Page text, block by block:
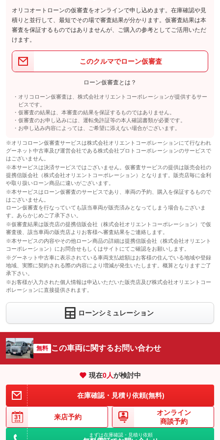
オリコオートローンの仮審査をオンラインで申し込めます。在庫確認や見
積りと並行して、最短でその場で審査結果が分かります。仮審査結果は本
審査を保証するものではありませんが、ご購入の参考としてご活用いただ
けます。
このクルマでローン仮審査
ローン仮審査とは？
オリコローン仮審査は、株式会社オリエントコーポレーションが提供するサー
ビスです。
仮審査の結果は、本審査の結果を保証するものではありません。
仮審査のお申し込みには、運転免許証等の本人確認書類が必要です。
お申し込み内容によっては、ご希望に添えない場合がございます。
※オリコローン仮審査サービスは株式会社オリエントコーポレーションにて行なわれ
グーネット中古車及び運営会社である株式会社プロトコーポレーションのサービスで
はございません。
※本サービスは決済サービスではございません。仮審査サービスの提供は販売会社の
提携信販会社（株式会社オリエントコーポレーション）となります。販売店毎に金利
や取り扱いローン商品に違いがございます。
※本サービスはローン仮審査のサービスであり、車両の予約、購入を保証するもので
はございません。
ローン仮審査を行なっていても該当車両が販売済みとなってしまう場合もございま
す。あらかじめご了承下さい。
※仮審査結果は販売店の提携信販会社（株式会社オリエントコーポレーション）で仮
審査後、該当車両の販売店よりお客様へ審査結果をご連絡します。
※本サービスの内容やその他ローン商品の詳細は提携信販会社（株式会社オリエント
コーポレーション）にお問合せもしくはサイトにてご確認をお願いします。
※グーネット中古車に表示されている車両支払総額はお客様の住んでいる地域や登録
地域、実際に契約される際の内容により増減が発生いたします。概算となりますご了
承下さい。
※お客様が入力された個人情報は申込いただいた販売店及び株式会社オリエントコー
ポレーションに直接提供されます。
ローンシミュレーション
無料 この車両に関するお問い合わせ
現在0人が検討中
在庫確認・見積り依頼(無料)
来店予約
オンライン
商談予約
まずは在庫確認・見積り依頼